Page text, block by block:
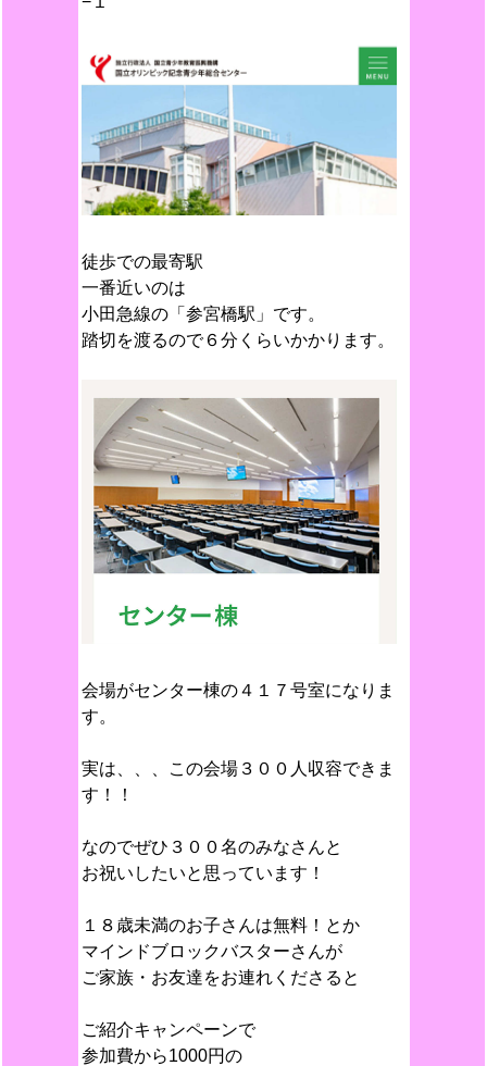
徒歩での最寄駅
一番近いのは
小田急線の「参宮橋駅」です。
踏切を渡るので６分くらいかかります。
会場がセンター棟の４１７号室になりま
す。
実は、、、この会場３００人収容できま
す！！
なのでぜひ３００名のみなさんと
お祝いしたいと思っています！
１８歳未満のお子さんは無料！とか
マインドブロックバスターさんが
ご家族・お友達をお連れくださると
ご紹介キャンペーンで
参加費から1000円の